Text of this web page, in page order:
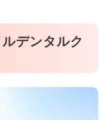
デンタルク